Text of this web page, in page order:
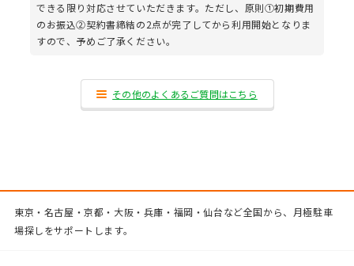
できる限り対応させていただきます。ただし、原則①初期費用
のお振込②契約書締結の2点が完了してから利用開始となりま
すので、予めご了承ください。
その他のよくあるご質問はこちら
東京・名古屋・京都・大阪・兵庫・福岡・仙台など全国から、月極駐車
場探しをサポートします。